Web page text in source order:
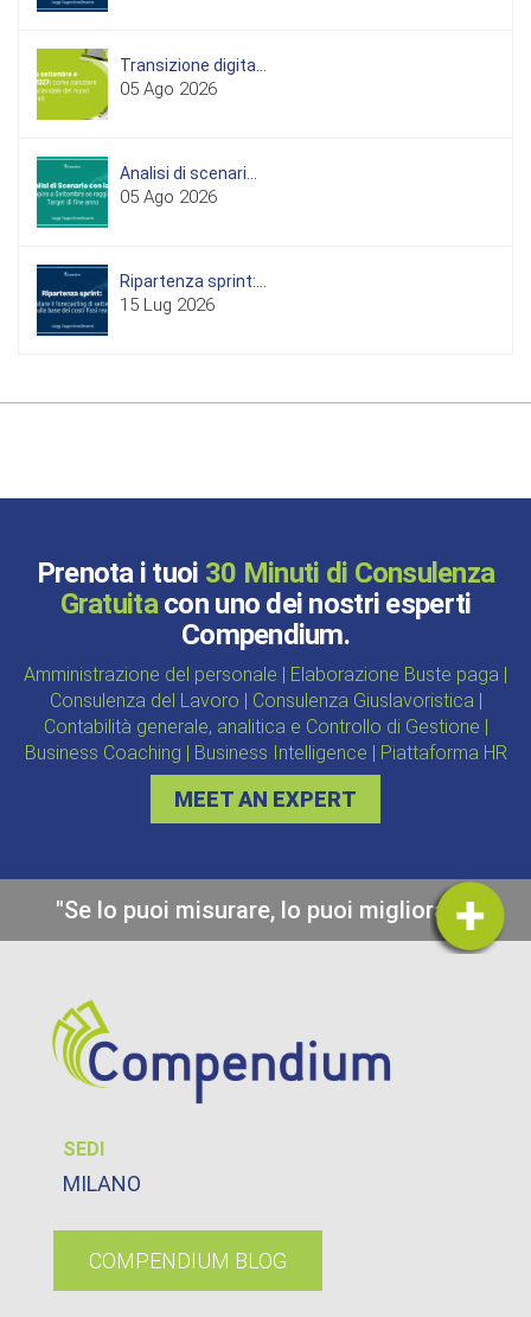
Transizione digita...
05 Ago 2026
Analisi di scenari...
05 Ago 2026
Ripartenza sprint:...
15 Lug 2026
Prenota i tuoi 30 Minuti di Consulenza
Gratuitacon uno dei nostri esperti
Compendium.
Amministrazione del personale | Elaborazione Buste paga |
Consulenza del Lavoro | Consulenza Giuslavoristica |
Contabilità generale, analitica e Controllo di Gestione |
Business Coaching | Business Intelligence | Piattaforma HR
MEET AN EXPERT
"Se lo puoi misurare, lo puoi migliorare"
SEDI
MILANO
COMPENDIUM BLOG